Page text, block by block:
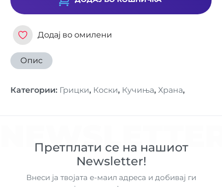
Додај во омилени
Опис
Категории: Грицки, Коски, Кучиња, Храна,
Претплати се на нашиот
Newsletter!
Внеси ја твојата е-маил адреса и добивај ги